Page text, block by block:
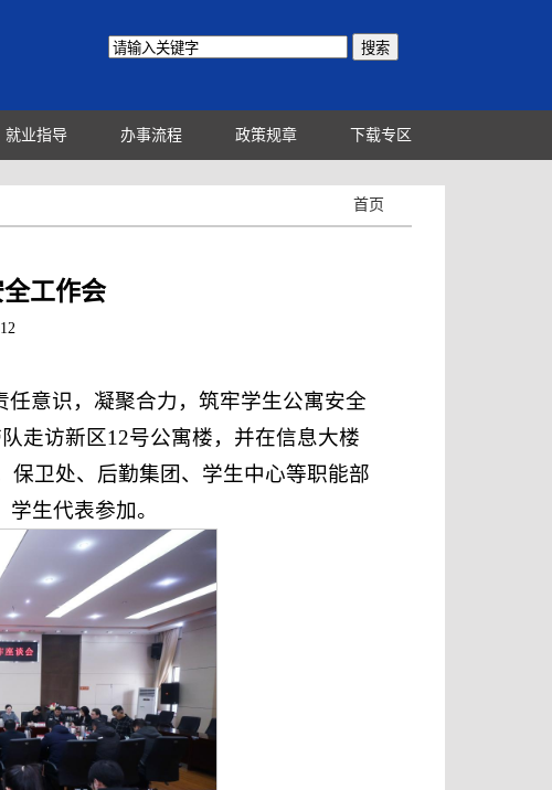
就业指导 办事流程 政策规章 下载专区
首页
工作会
意识，凝聚合力，筑牢学生公寓安全
走访新区12号公寓楼，并在信息大楼
保卫处、后勤集团、学生中心等职能部
生代表参加。